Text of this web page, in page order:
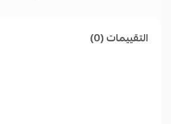
التقييمات (0)